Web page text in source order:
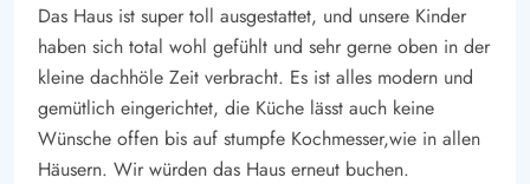
Das Haus ist super toll ausgestattet, und unsere Kinder
haben sich total wohl gefühlt und sehr gerne oben in der
kleine dachhöle Zeit verbracht. Es ist alles modern und
gemütlich eingerichtet, die Küche lässt auch keine
Wünsche offen bis auf stumpfe Kochmesser,wie in allen
Häusern. Wir würden das Haus erneut buchen.